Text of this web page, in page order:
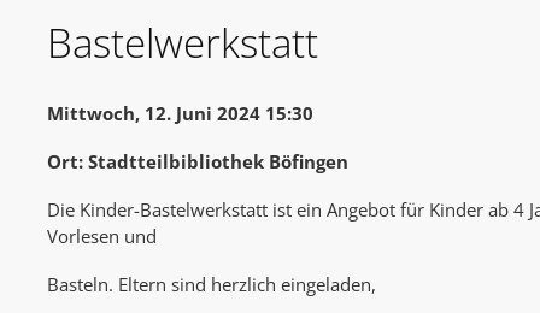
Bastelwerkstatt
Mittwoch, 12. Juni 2024 15:30
Ort: Stadtteilbibliothek Böfingen
Die Kinder-Bastelwerkstatt ist ein Angebot für Kinder ab 4
Vorlesen und
Basteln. Eltern sind herzlich eingeladen,